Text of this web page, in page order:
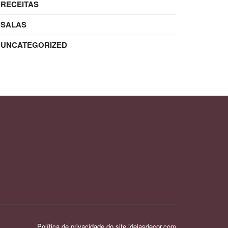
RECEITAS
SALAS
UNCATEGORIZED